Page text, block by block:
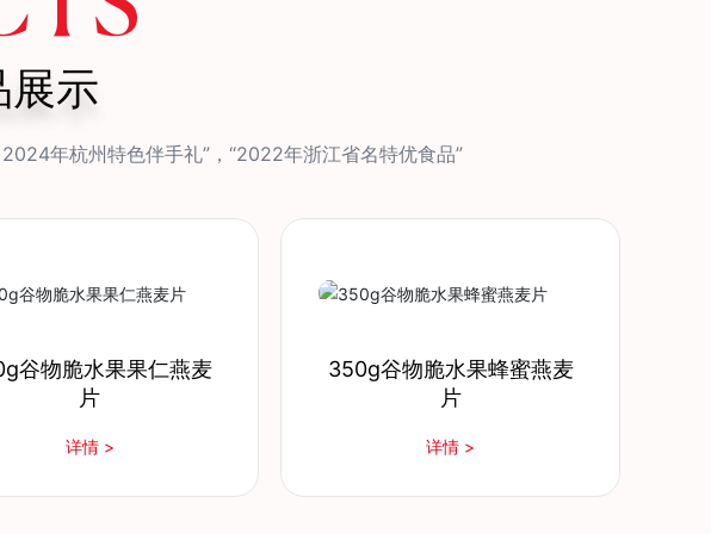
展示
年杭州特色伴手礼”，“2022年浙江省名特优食品”
谷物脆水果蜂蜜燕麦
片
详情 >
570g桂花百合葛粉